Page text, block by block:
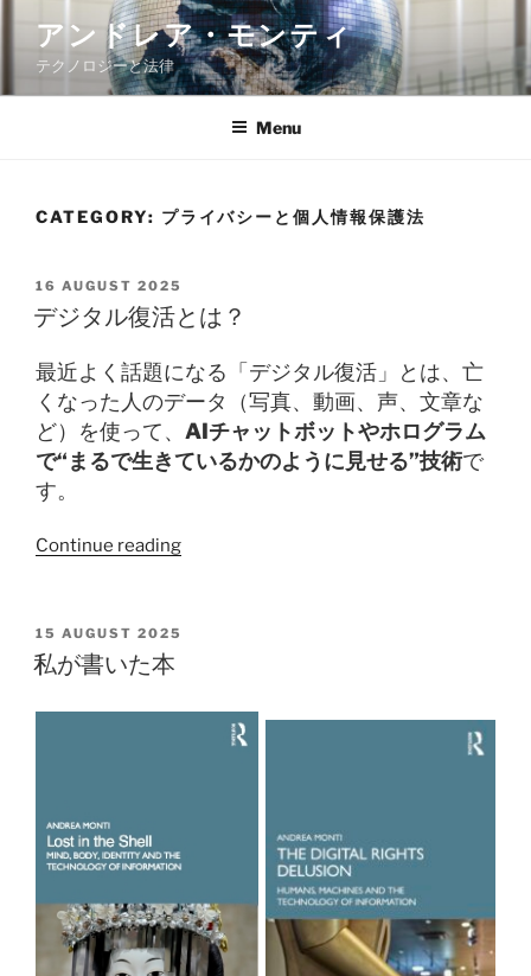
content
アンドレア・モンティ
テクノロジーと法律
Menu
CATEGORY: プライバシーと個人情報保護法
POSTED
ON
16 AUGUST 2025
デジタル復活とは？
最近よく話題になる「デジタル復活」とは、亡
くなった人のデータ（写真、動画、声、文章な
ど）を使って、 AIチャットボットやホログラム
で“まるで生きているかのように見せる”技術で
す。
Continue reading“デ
と
POSTED
ON
15 AUGUST 2025
私が書いた本